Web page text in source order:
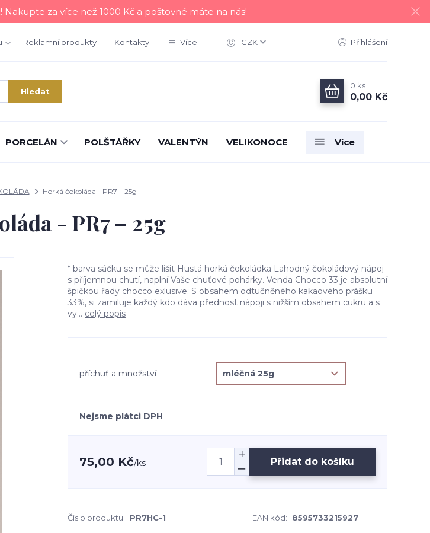
za více než 1000 Kč a poštovné máte na nás!
Reklamní produkty Kontakty Více CZK Přihlášení
Hledat
0 ks
0,00 Kč
PORCELÁN POLŠTÁŘKY VALENTÝN VELIKONOCE Více
Horká čokoláda - PR7 – 25g
- PR7 – 25g
* barva sáčku se může lišit Hustá horká čokoládka Lahodný čokoládový nápoj
s příjemnou chutí, naplní Vaše chuťové pohárky. Venda Chocco 33 je absolutní
špičkou řady chocco exlusive. S obsahem odtučněného kakaového prášku
33%, si zamiluje každý kdo dáva přednost nápoji s nižším obsahem cukru a s
vy... celý popis
příchuť a množství
Nejsme plátci DPH
75,00 Kč/ks Přidat do košíku
Číslo produktu: PR7HC-1 EAN kód: 8595733215927